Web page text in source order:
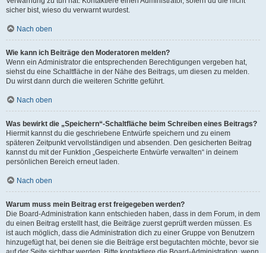
sicher bist, wieso du verwarnt wurdest.
Nach oben
Wie kann ich Beiträge den Moderatoren melden?
Wenn ein Administrator die entsprechenden Berechtigungen vergeben hat,
siehst du eine Schaltfläche in der Nähe des Beitrags, um diesen zu melden.
Du wirst dann durch die weiteren Schritte geführt.
Nach oben
Was bewirkt die „Speichern“-Schaltfläche beim Schreiben eines Beitrags?
Hiermit kannst du die geschriebene Entwürfe speichern und zu einem
späteren Zeitpunkt vervollständigen und absenden. Den gesicherten Beitrag
kannst du mit der Funktion „Gespeicherte Entwürfe verwalten“ in deinem
persönlichen Bereich erneut laden.
Nach oben
Warum muss mein Beitrag erst freigegeben werden?
Die Board-Administration kann entschieden haben, dass in dem Forum, in dem
du einen Beitrag erstellt hast, die Beiträge zuerst geprüft werden müssen. Es
ist auch möglich, dass die Administration dich zu einer Gruppe von Benutzern
hinzugefügt hat, bei denen sie die Beiträge erst begutachten möchte, bevor sie